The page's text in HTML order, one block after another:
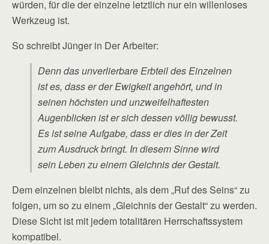
würden, für die der einzelne letztlich nur ein willenloses
Werkzeug ist.
So schreibt Jünger in Der Arbeiter:
Denn das unverlierbare Erbteil des Einzelnen
ist es, dass er der Ewigkeit angehört, und in
seinen höchsten und unzweifelhaftesten
Augenblicken ist er sich dessen völlig bewusst.
Es ist seine Aufgabe, dass er dies in der Zeit
zum Ausdruck bringt. In diesem Sinne wird
sein Leben zu einem Gleichnis der Gestalt.
Dem einzelnen bleibt nichts, als dem „Ruf des Seins“ zu
folgen, um so zu einem „Gleichnis der Gestalt“ zu werden.
Diese Sicht ist mit jedem totalitären Herrschaftssystem
kompatibel.